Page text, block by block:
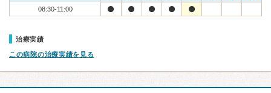
08:30-11:00
治療実績
この病院の治療実績を見る